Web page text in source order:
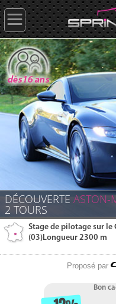
DÉCOUVERTE ASTON-
2 TOURS
Stage de pilotage sur
(03)Longueur 2300 m
Proposé par
Bon